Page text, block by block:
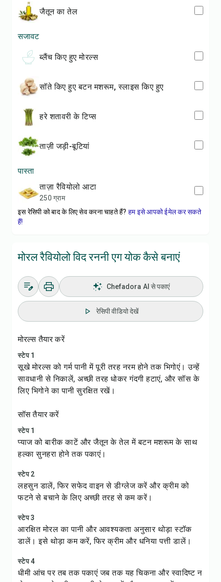
जैतून का तेल
सजावट
ब्लैंच किए हुए मोरल्स
सॉते किए हुए बटन मशरूम, स्लाइस किए हुए
हरे शतावरी के टिप्स
ताज़ी जड़ी-बूटियां
पास्ता
ताज़ा रैवियोलो आटा
250 ग्राम
इस रेसिपी को बाद के लिए सेव करना चाहते हैं? हम इसे आपको ईमेल कर सकते
हैं!
मोरल रैवियोलो विद रननी एग योक कैसे बनाएं
Chefadora AI से पकाएं
रेसिपी वीडियो देखें
मोरल्स तैयार करें
स्टेप 1
सूखे मोरल्स को गर्म पानी में पूरी तरह नरम होने तक भिगोएं। उन्हें
सावधानी से निकालें, अच्छी तरह धोकर गंदगी हटाएं, और सॉस के
लिए भिगोने का पानी सुरक्षित रखें।
सॉस तैयार करें
स्टेप 1
प्याज को बारीक काटें और जैतून के तेल में बटन मशरूम के साथ
हल्का सुनहरा होने तक पकाएं।
स्टेप 2
लहसुन डालें, फिर सफेद वाइन से डीग्लेज करें और क्रीम को
फटने से बचाने के लिए अच्छी तरह से कम करें।
स्टेप 3
आरक्षित मोरल का पानी और आवश्यकता अनुसार थोड़ा स्टॉक
डालें। इसे थोड़ा कम करें, फिर क्रीम और धनिया पत्ती डालें।
स्टेप 4
धीमी आंच पर तब तक पकाएं जब तक यह चिकना और स्वादिष्ट न